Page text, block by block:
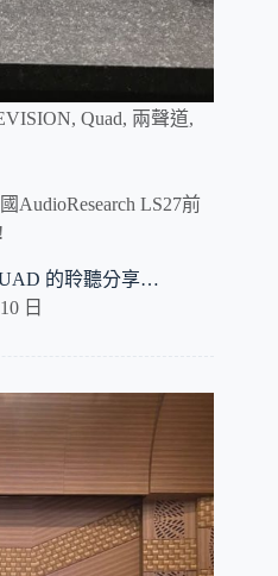
, Quad, 兩聲道,
AudioResearch LS27前
的聆聽分享…
日